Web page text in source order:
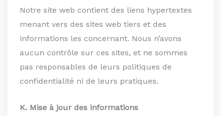
Notre site web contient des liens hypertextes
menant vers des sites web tiers et des
informations les concernant. Nous n’avons
aucun contrôle sur ces sites, et ne sommes
pas responsables de leurs politiques de
confidentialité ni de leurs pratiques.
K. Mise à jour des informations